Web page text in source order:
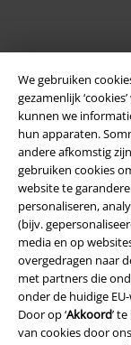
We gebruiken
gezamenlijk
kunnen we
hun apparaten.
andere afkomstig
gebruiken cookies
website te
personaliseren,
(bijv.
media en op
overgedragen naar
met partners die
onder de huidige
Door op ‘Akkoord’
van cookies door